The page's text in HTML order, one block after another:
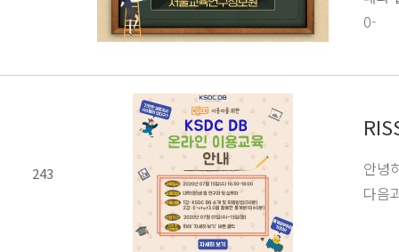
0-
243
안녕
다음